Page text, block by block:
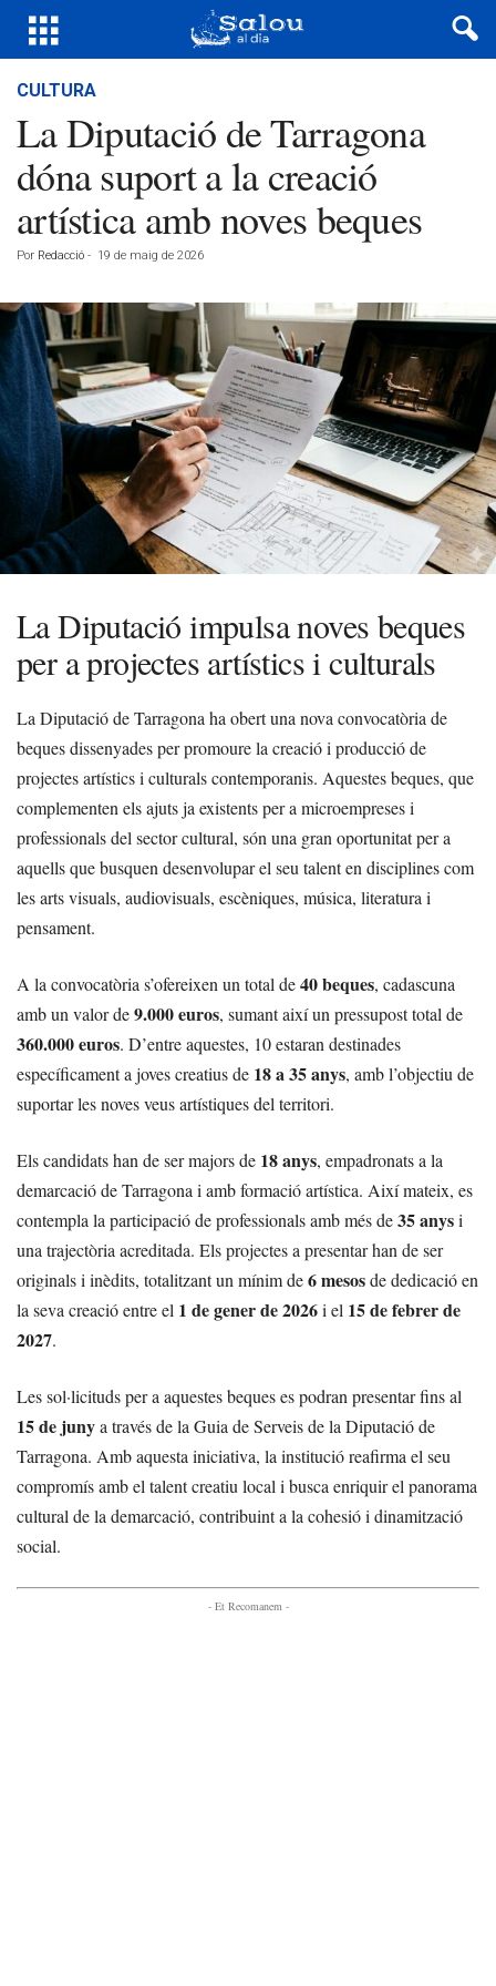
CULTURA
La Diputació de Tarragona
dóna suport a la creació
artística amb noves beques
Por Redacció - 19 de maig de 2026
La Diputació impulsa noves beques
per a projectes artístics i culturals
La Diputació de Tarragona ha obert una nova convocatòria de
beques dissenyades per promoure la creació i producció de
projectes artístics i culturals contemporanis. Aquestes beques, que
complementen els ajuts ja existents per a microempreses i
professionals del sector cultural, són una gran oportunitat per a
aquells que busquen desenvolupar el seu talent en disciplines com
les arts visuals, audiovisuals, escèniques, música, literatura i
pensament.
A la convocatòria s’ofereixen un total de40 beques, cadascuna
amb un valor de9.000 euros, sumant així un pressupost total de
360.000 euros. D’entre aquestes, 10 estaran destinades
específicament a joves creatius de 18 a 35 anys, amb l’objectiu de
suportar les noves veus artístiques del territori.
Els candidats han de ser majors de 18 anys, empadronats a la
demarcació de Tarragona i amb formació artística. Així mateix, es
contempla la participació de professionals amb més de35 anysi
una trajectòria acreditada. Els projectes a presentar han de ser
originals i inèdits, totalitzant un mínim de6 mesosde dedicació en
la seva creació entre el 1 de gener de 2026i el 15 de febrer de
2027.
Les sol·licituds per a aquestes beques es podran presentar fins al
15 de junya través de la Guia de Serveis de la Diputació de
Tarragona. Amb aquesta iniciativa, la institució reafirma el seu
compromís amb el talent creatiu local i busca enriquir el panorama
cultural de la demarcació, contribuint a la cohesió i dinamització
social.
- Et Recomanem -